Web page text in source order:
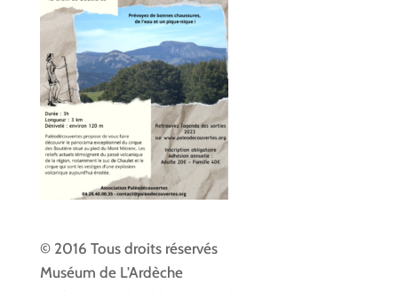
© 2016 Tous droits réservés
Muséum de L'Ardèche